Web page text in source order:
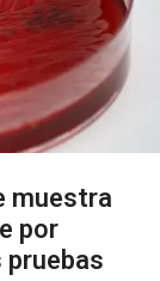
muestra
por